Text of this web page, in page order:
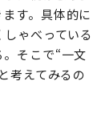
す。具体的に
ゃべっている
そこで“一文
考えてみるの